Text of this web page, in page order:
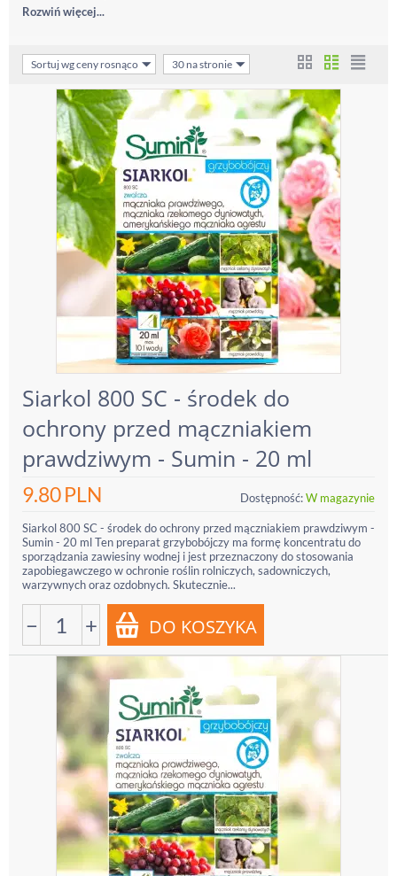
Rozwiń więcej...
Sortuj wg ceny rosnąco 30 na stronie
Siarkol 800 SC - środek do
ochrony przed mączniakiem
prawdziwym - Sumin - 20 ml
9.80PLN Dostępność:W magazynie
Siarkol 800 SC - środek do ochrony przed mączniakiem prawdziwym -
Sumin - 20 ml Ten preparat grzybobójczy ma formę koncentratu do
sporządzania zawiesiny wodnej i jest przeznaczony do stosowania
zapobiegawczego w ochronie roślin rolniczych, sadowniczych,
warzywnych oraz ozdobnych. Skutecznie...
− +